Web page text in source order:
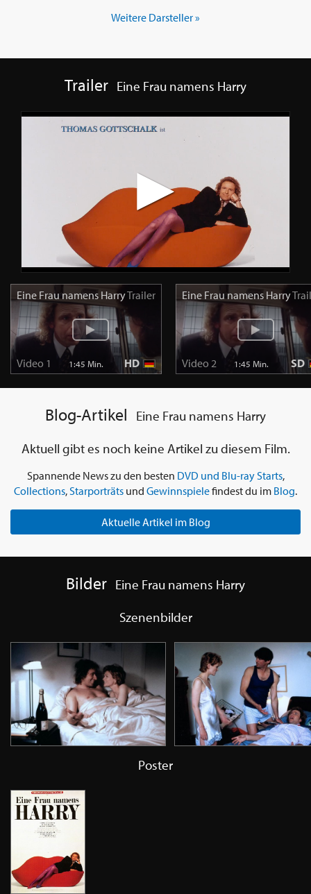
Weitere Darsteller »
Trailer Eine Frau namens Harry
Eine Frau namens HarryTrailer
Video 1 1:45 Min. HD
Eine Frau namens Harry
Video 2 1:45 Min. SD
Blog-Artikel
Eine Frau namens Harry
Aktuell gibt es noch keine Artikel zu diesem Film.
Spannende News zu den besten DVD und Blu-ray Starts,
Collections, Starporträts und Gewinnspielefindest du im Blog.
Aktuelle Artikel im Blog
Bilder Eine Frau namens Harry
Szenenbilder
Poster